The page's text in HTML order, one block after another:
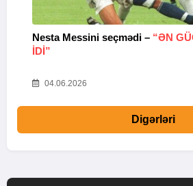
Nesta Messini seçmədi – “ƏN
IDI”
04.06.2026
Digərləri